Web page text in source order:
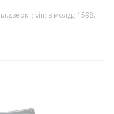
Примітка: зел.; кріп.датч.запотів. ; з кріпл.дзерк. ; vin; з молд.; 1598*942; 01/15-